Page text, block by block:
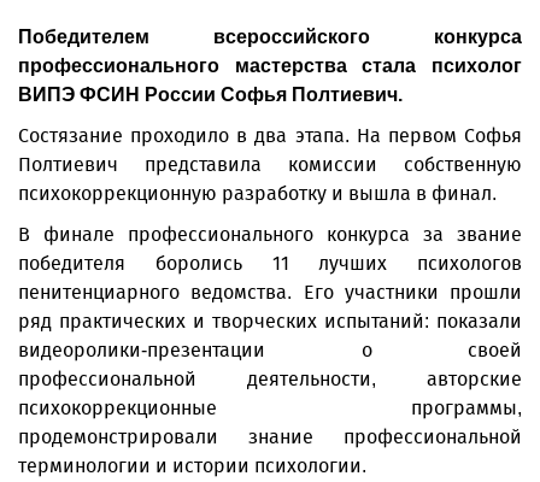
Победителем всероссийского конкурса
профессионального мастерства стала психолог
ВИПЭ ФСИН России Софья Полтиевич.
Состязание проходило в два этапа. На первом Софья
Полтиевич представила комиссии собственную
психокоррекционную разработку и вышла в финал.
В финале профессионального конкурса за звание
победителя боролись 11 лучших психологов
пенитенциарного ведомства. Его участники прошли
ряд практических и творческих испытаний: показали
видеоролики-презентации о своей
профессиональной деятельности, авторские
психокоррекционные программы,
продемонстрировали знание профессиональной
терминологии и истории психологии.